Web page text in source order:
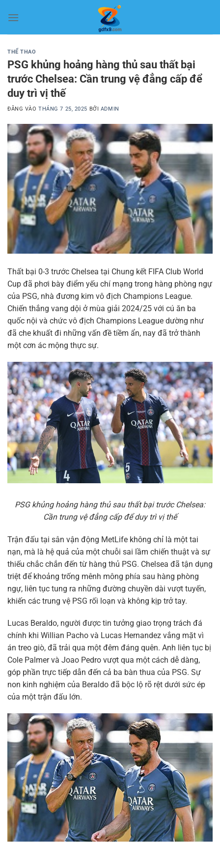
qua
THỂ THAO
PSG khủng hoảng hàng thủ sau thất bại
trước Chelsea: Cần trung vệ đẳng cấp để
duy trì vị thế
ĐĂNG VÀOTHÁNG 7 25, 2025 BỞI ADMIN
Thất bại 0-3 trước Chelsea tại Chung kết FIFA Club World
Cup đã phơi bày điểm yếu chí mạng trong hàng phòng ngự
của PSG, nhà đương kim vô địch Champions League.
Chiến thắng vang dội ở mùa giải 2024/25 với cú ăn ba
quốc nội và chức vô địch Champions League dường như
đã che khuất đi những vấn đề tiềm ẩn, nay đã trở thành
một cơn ác mộng thực sự.
PSG khủng hoảng hàng thủ sau thất bại trước Chelsea:
Cần trung vệ đẳng cấp để duy trì vị thế
Trận đấu tại sân vận động MetLife không chỉ là một tai
nạn, mà là hệ quả của một chuỗi sai lầm chiến thuật và sự
thiếu chắc chắn đến từ hàng thủ PSG. Chelsea đã tận dụng
triệt để khoảng trống mênh mông phía sau hàng phòng
ngự, liên tục tung ra những đường chuyền dài vượt tuyến,
khiến các trung vệ PSG rối loạn và không kịp trở tay.
Lucas Beraldo, người được tin tưởng giao trọng trách đá
chính khi Willian Pacho và Lucas Hernandez vắng mặt vì
án treo giò, đã trải qua một đêm đáng quên. Anh liên tục bị
Cole Palmer và Joao Pedro vượt qua một cách dễ dàng,
góp phần trực tiếp dẫn đến cả ba bàn thua của PSG. Sự
non kinh nghiệm của Beraldo đã bộc lộ rõ rệt dưới sức ép
của một trận đấu lớn.